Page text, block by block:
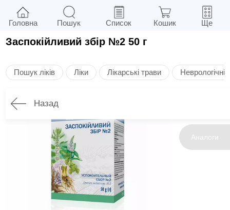
Заспокійливий збір №2 50 г
Пошук ліків Ліки Лікарські трави Неврологічні
Назад
Аналоги
Головна Пошук Список Кошик Ще